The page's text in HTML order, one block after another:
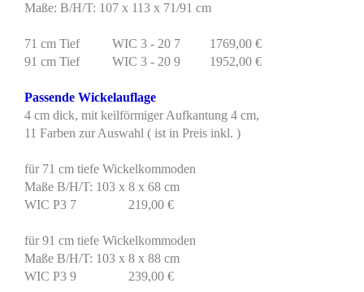
Maße: B/H/T: 107 x 113 x 71/91 cm
71 cm Tief WIC 3 - 20 7 1769,00 €
91 cm Tief WIC 3 - 20 9 1952,00 €
Passende Wickelauflage
4 cm dick, mit keilförmiger Aufkantung 4 cm,
11 Farben zur Auswahl ( ist in Preis inkl. )
für 71 cm tiefe Wickelkommoden
Maße B/H/T: 103 x 8 x 68 cm
WIC P3 7 219,00 €
für 91 cm tiefe Wickelkommoden
Maße B/H/T: 103 x 8 x 88 cm
WIC P3 9 239,00 €